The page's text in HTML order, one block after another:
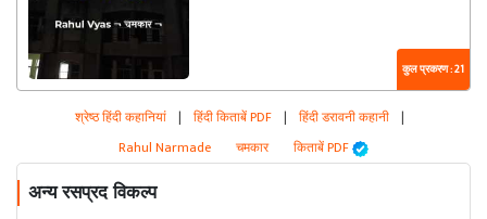
कुल प्रकरण : 21
श्रेष्ठ हिंदी कहानियां | हिंदी किताबें PDF | हिंदी डरावनी कहानी |
Rahul Narmade ¬ चमकार ¬ किताबें PDF
अन्य रसप्रद विकल्प